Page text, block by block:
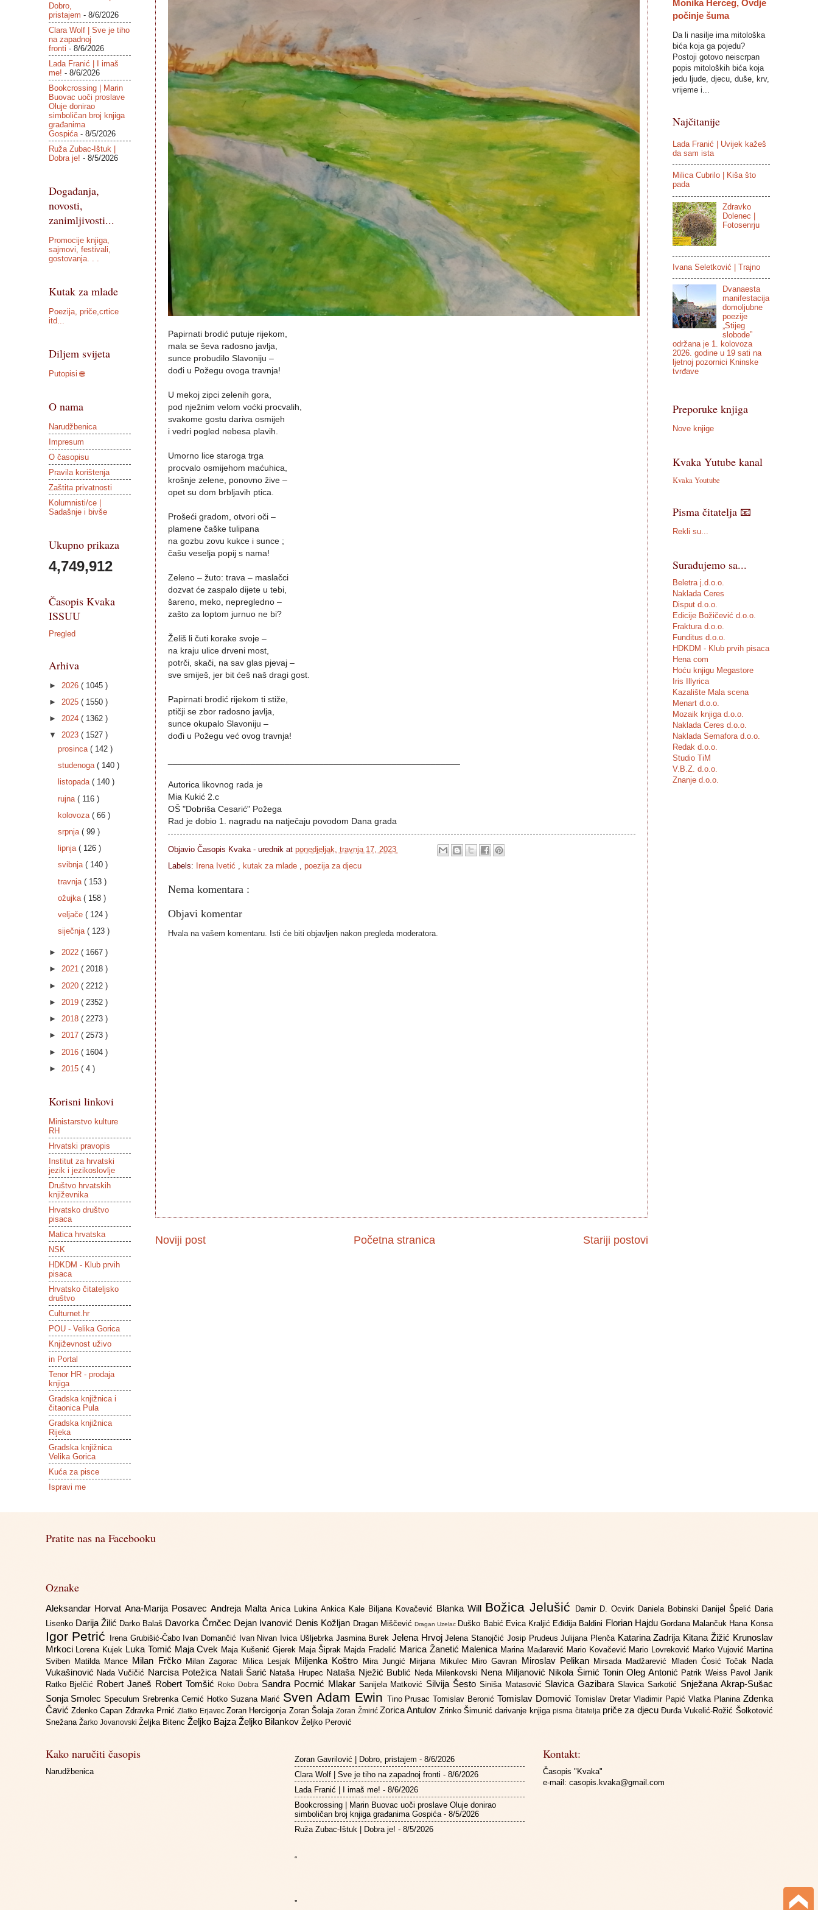
Papirnati brodić putuje rijekom,
mala se ševa radosno javlja,
sunce probudilo Slavoniju –
dođi u Požegu ovoga travnja!
U mekoj zipci zelenih gora,
pod nježnim velom voćki procvalih,
svakome gostu dariva osmijeh
i vedri pogled nebesa plavih.
Umorno lice staroga trga
procvalo osmijehom maćuhica,
krošnje zelene, ponovno žive –
opet su dom brbljavih ptica.
Prošeći gradom, otvori oči –
plamene čaške tulipana
na gozbu zovu kukce i sunce ;
čašu veselja popij s nama!
Zeleno – žuto: trava – maslačci
dozvat će zaspalo dijete u tebi,
šareno, meko, nepregledno –
zašto za loptom jurnuo ne bi?
Želiš li čuti korake svoje –
na kraju ulice drveni most,
potrči, skači, na sav glas pjevaj –
sve smiješ, jer bit ćeš naš dragi gost.
Papirnati brodić rijekom ti stiže,
ptičji se zbor radosno javlja,
sunce okupalo Slavoniju –
dođi u Požegu već ovog travnja!
Autorica likovnog rada je
Mia Kukić 2.c
OŠ "Dobriša Cesarić" Požega
Rad je dobio 1. nagradu na natječaju povodom Dana grada
Objavio Časopis Kvaka - urednik at ponedjeljak, travnja 17, 2023
Labels: Irena Ivetić , kutak za mlade , poezija za djecu
Nema komentara :
Objavi komentar
Hvala na vašem komentaru. Isti će biti objavljen nakon pregleda moderatora.
Noviji post Stariji postovi
Početna stranica
Dobro,
pristajem - 8/6/2026
Clara Wolf | Sve je tiho
na zapadnoj
fronti - 8/6/2026
Lada Franić | I imaš
me! - 8/6/2026
Bookcrossing | Marin
Buovac uoči proslave
Oluje donirao
simboličan broj knjiga
građanima
Gospića- 8/5/2026
Ruža Zubac-Ištuk |
Dobra je! - 8/5/2026
Događanja,
novosti,
zanimljivosti...
Promocije knjiga,
sajmovi, festivali,
gostovanja. . .
Kutak za mlade
Poezija, priče,crtice
itd...
Diljem svijeta
Putopisi 🌐
O nama
Narudžbenica
Impresum
O časopisu
Pravila korištenja
Zaštita privatnosti
Kolumnisti/ce |
Sadašnje i bivše
Ukupno prikaza
4,749,912
Časopis Kvaka
ISSUU
Pregled
Arhiva
► 2026 ( 1045 )
► 2025 ( 1550 )
► 2024 ( 1362 )
▼ 2023 ( 1527 )
prosinca ( 142 )
studenoga ( 140 )
listopada ( 140 )
rujna ( 116 )
kolovoza ( 66 )
srpnja ( 99 )
lipnja ( 126 )
svibnja ( 140 )
travnja ( 153 )
ožujka ( 158 )
veljače ( 124 )
siječnja ( 123 )
► 2022 ( 1667 )
► 2021 ( 2018 )
► 2020 ( 2212 )
► 2019 ( 2352 )
► 2018 ( 2273 )
► 2017 ( 2573 )
► 2016 ( 1604 )
► 2015 ( 4 )
Korisni linkovi
Ministarstvo kulture
RH
Hrvatski pravopis
Institut za hrvatski
jezik i jezikoslovlje
Društvo hrvatskih
književnika
Hrvatsko društvo
pisaca
Matica hrvatska
NSK
HDKDM - Klub prvih
pisaca
Hrvatsko čitateljsko
društvo
Culturnet.hr
POU - Velika Gorica
Književnost uživo
in Portal
Tenor HR - prodaja
knjiga
Gradska knjižnica i
čitaonica Pula
Gradska knjižnica
Rijeka
Gradska knjižnica
Velika Gorica
Kuća za pisce
Ispravi me
Monika Herceg, Ovdje
počinje šuma
Da li nasilje ima mitološka
bića koja ga pojedu?
Postoji gotovo neiscrpan
popis mitoloških bića koja
jedu ljude, djecu, duše, krv,
vrijeme i...
Najčitanije
Lada Franić | Uvijek kažeš
da sam ista
Milica Cubrilo | Kiša što
pada
Zdravko
Dolenec |
Fotosenrju
Ivana Seletković | Trajno
Dvanaesta
manifestacija
domoljubne
poezije
„Stijeg
slobode”
održana je 1. kolovoza
2026. godine u 19 sati na
ljetnoj pozornici Kninske
tvrđave
Preporuke knjiga
Nove knjige
Kvaka Yutube kanal
Kvaka Youtube
Pisma čitatelja 📧
Rekli su...
Surađujemo sa...
Beletra j.d.o.o.
Naklada Ceres
Disput d.o.o.
Edicije Božičević d.o.o.
Fraktura d.o.o.
Funditus d.o.o.
HDKDM - Klub prvih pisaca
Hena com
Hoću knjigu Megastore
Iris Illyrica
Kazalište Mala scena
Menart d.o.o.
Mozaik knjiga d.o.o.
Naklada Ceres d.o.o.
Naklada Semafora d.o.o.
Redak d.o.o.
Studio TiM
V.B.Z. d.o.o.
Znanje d.o.o.
Pratite nas na Facebooku
Oznake
Aleksandar Horvat Ana-Marija Posavec Andreja Malta Anica Lukina Ankica Kale Biljana Kovačević Blanka Will Božica Jelušić Damir D. Ocvirk Daniela Bobinski Danijel Špelić Daria
Lisenko Darija Žilić Darko Balaš Davorka Črnčec Dejan Ivanović Denis Kožljan Dragan MiščevićDragan Uzelac Duško Babić Evica Kraljić Eđidija Baldini Florian Hajdu Gordana Malančuk Hana Konsa
Igor Petrić Irena Grubišić-Čabo Ivan Domančić Ivan Nivan Ivica Ušljebrka Jasmina BurekJelena HrvojJelena Stanojčić Josip PrudeusJulijana Plenča Katarina Zadrija Kitana Žižić Krunoslav
Mrkoci Lorena Kujek Luka Tomić Maja Cvek Maja Kušenić Gjerek Maja Šiprak Majda Fradelić Marica Žanetić Malenica Marina Mađarević Mario Kovačević Mario Lovreković Marko Vujović Martina
Sviben Matilda Mance Milan Frčko Milan Zagorac Milica Lesjak Miljenka Koštro Mira Jungić Mirjana Mikulec Miro Gavran Miroslav Pelikan Mirsada Madžarević Mladen Ćosić Točak Nada
Vukašinović Nada Vučičić Narcisa Potežica Natali Šarić Nataša Hrupec Nataša Nježić Bublić Neda Milenkovski Nena Miljanović Nikola Šimić ToninOleg Antonić Patrik Weiss Pavol Janik
Ratko Bjelčić Robert Janeš Robert Tomšić Roko Dobra Sandra Pocrnić Mlakar Sanijela Matković Silvija Šesto Siniša Matasović Slavica GazibaraSlavica Sarkotić Snježana Akrap-Sušac
Sonja SmolecSpeculumSrebrenka Cernić Hotko Suzana Marić Sven Adam Ewin Tino PrusacTomislav Beronić Tomislav DomovićTomislav Dretar Vladimir Papić Vlatka Planina Zdenka
Čavić Zdenko Capan Zdravka PrnićZlatko Erjavec Zoran Hercigonja Zoran ŠolajaZoran ŽmirićZorica Antulov Zrinko Šimunićdarivanje knjigapisma čitatelja priče za djecu Đurđa Vukelić-Rožić Šolkotović
Snežana Žarko Jovanovski Željka Bitenc Željko Bajza Željko Bilankov Željko Perović
Kako naručiti časopis
Narudžbenica
Zoran Gavrilović | Dobro, pristajem - 8/6/2026
Clara Wolf | Sve je tiho na zapadnoj fronti - 8/6/2026
Lada Franić | I imaš me! - 8/6/2026
Bookcrossing | Marin Buovac uoči proslave Oluje donirao
simboličan broj knjiga građanima Gospića- 8/5/2026
Ruža Zubac-Ištuk | Dobra je! - 8/5/2026
“
”
Kontakt:
Časopis "Kvaka"
e-mail: casopis.kvaka@gmail.com